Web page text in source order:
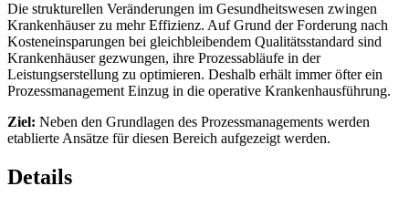
Die strukturellen Veränderungen im Gesundheitswesen zwingen
Krankenhäuser zu mehr Effizienz. Auf Grund der Forderung nach
Kosteneinsparungen bei gleichbleibendem Qualitätsstandard sind
Krankenhäuser gezwungen, ihre Prozessabläufe in der
Leistungserstellung zu optimieren. Deshalb erhält immer öfter ein
Prozessmanagement Einzug in die operative Krankenhausführung.
Ziel: Neben den Grundlagen des Prozessmanagements werden
etablierte Ansätze für diesen Bereich aufgezeigt werden.
Details